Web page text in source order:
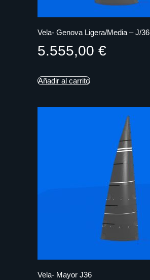
Vela- Genova Ligera/Media – J/36
5.555,00 €
Añadir al carrito
Vela- Mayor J36